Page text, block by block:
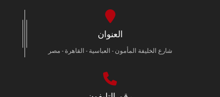
العنوان
شارع الخليفة المأمون - العباسية - القاهرة - مصر